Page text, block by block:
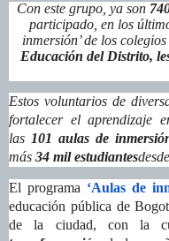
Con este grupo, ya son
participado, en los
inmersión’ de los
Educación del Distrito,
Estos voluntarios de
fortalecer el aprendizaje
las 101 aulas de
más 34 mil estudiantes
El programa ‘Aulas de
educación pública de
de la ciudad,
con la